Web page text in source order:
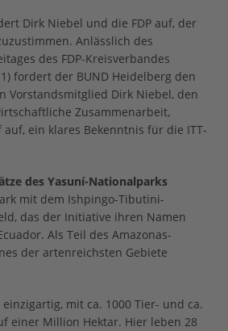
Dirk Niebel und die FDP auf, der
Anlässlich des
des FDP-Kreisverbandes
fordert der BUND Heidelberg den
Vorstandsmitglied Dirk Niebel, den
Zusammenarbeit,
ein klares Bekenntnis für die ITT-
des Yasuní-Nationalparks
mit dem Ishpingo-Tibutini-
das der Initiative ihren Namen
Als Teil des Amazonas-
der artenreichsten Gebiete
mit ca. 1000 Tier- und ca.
einer Million Hektar. Hier leben 28